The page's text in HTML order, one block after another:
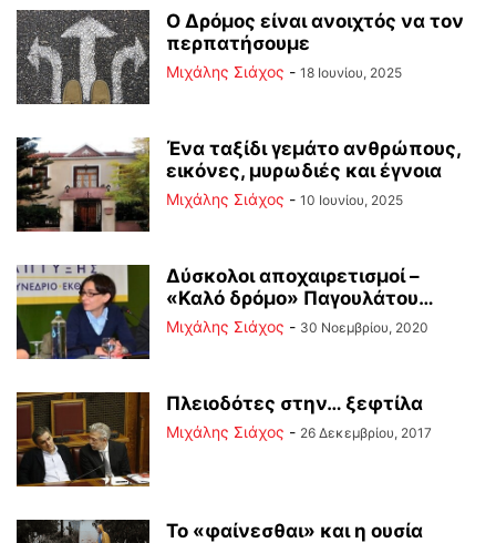
Ο Δρόμος είναι ανοιχτός να τον
περπατήσουμε
Μιχάλης Σιάχος - 18 Ιουνίου, 2025
Ένα ταξίδι γεμάτο ανθρώπους,
εικόνες, μυρωδιές και έγνοια
Μιχάλης Σιάχος - 10 Ιουνίου, 2025
Δύσκολοι αποχαιρετισμοί –
«Καλό δρόμο» Παγουλάτου…
Μιχάλης Σιάχος - 30 Νοεμβρίου, 2020
Πλειοδότες στην… ξεφτίλα
Μιχάλης Σιάχος - 26 Δεκεμβρίου, 2017
Το «φαίνεσθαι» και η ουσία